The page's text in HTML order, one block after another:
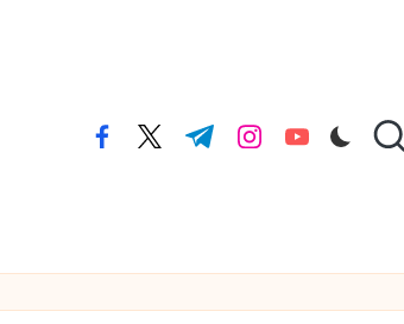
facebook.com
twitter.com
t.me instagram.com
youtube.com